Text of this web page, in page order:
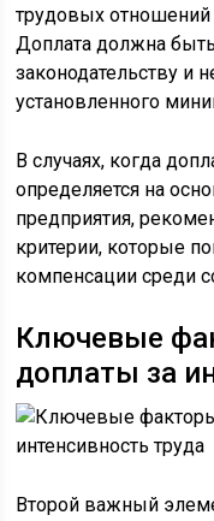
трудовых отношений
Доплата должна
законодательству и
установленного
В случаях, когда
определяется на
предприятия,
критерии, которые
компенсации среди
Ключевые
доплаты за
Второй важный